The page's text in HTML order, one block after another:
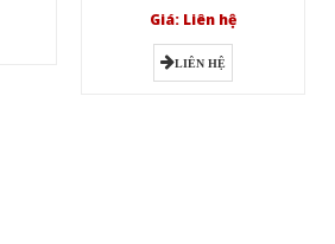
Giá: Liên hệ
LIÊN HỆ